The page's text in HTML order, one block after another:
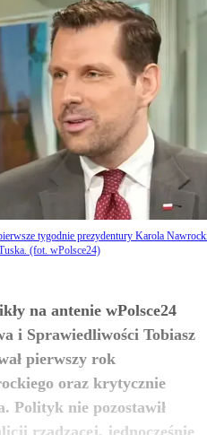
tygodnie prezydentury Karola
(fot. wPolsce24)
na antenie wPolsce24
i Sprawiedliwości Tobiasz
pierwszy rok
oraz krytycznie
Polityk nie pozostawił